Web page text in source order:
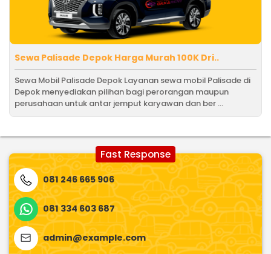
Sewa Palisade Depok Harga Murah 100K Dri..
Sewa Mobil Palisade Depok Layanan sewa mobil Palisade di
Depok menyediakan pilihan bagi perorangan maupun
perusahaan untuk antar jemput karyawan dan ber ...
Fast Response
081 246 665 906
081 334 603 687
admin@example.com